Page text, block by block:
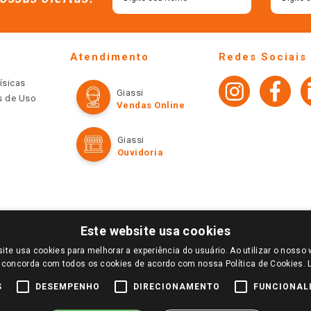
de Uso
Atendimento
Giassi
Vendas Online
Giassi
Ouvidoria
Redes Sociais
E SELECIONE A LOJA DE SUA PREFERÊNCIA. SOMENTE APÓS O LOGIN, OS PREÇOS
SÃO VÁLIDOS APENAS PARA COMPRAS REALIZADAS NO GIASSI.COM.BR E NA LOJA
DE BUSCAS.
Este website usa cookies
usa cookies para melhorar a experiência do usuário. Ao utilizar o nosso
com todos os cookies de acordo com nossa Política de Cookies.
DESEMPENHO DIRECIONAMENTO